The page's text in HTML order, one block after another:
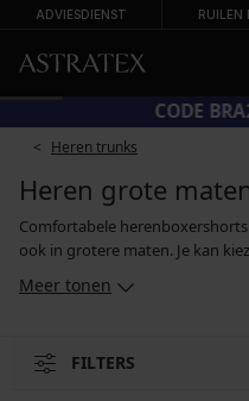
ADVIESDIENST RUILEN
CODE
Heren trunks
Heren grote
Comfortabele
ook in grotere maten. Je kan
comfortabele pasvorm met een
Meer tonen
FILTERS